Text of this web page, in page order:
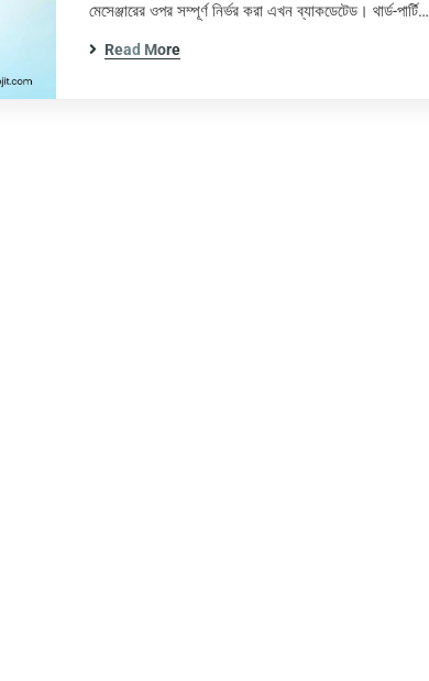
মেসেঞ্জারের ওপর সম্পূর্ণ নির্ভর করা এখন ব্যাকডেটেড। থার্ড-পার্টি…
Read More